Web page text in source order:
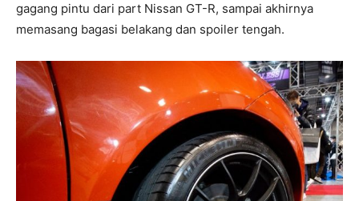
gagang pintu dari part Nissan GT-R, sampai akhirnya
memasang bagasi belakang dan spoiler tengah.